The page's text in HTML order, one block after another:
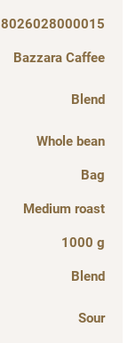
8026028000015
Bazzara Caffee
Blend
Whole bean
Bag
Medium roast
1000 g
Blend
Sour